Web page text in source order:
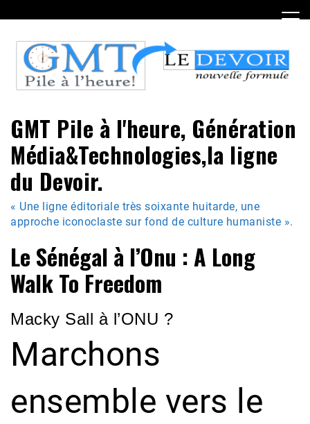
to
content
GMT Pile à l'heure, Génération
Média&Technologies,la ligne
du Devoir.
« Une ligne éditoriale très soixante huitarde, une
approche iconoclaste sur fond de culture humaniste ».
Le Sénégal à l’Onu : A Long
Walk To Freedom
Macky Sall à l’ONU ?
Marchons
ensemble vers le